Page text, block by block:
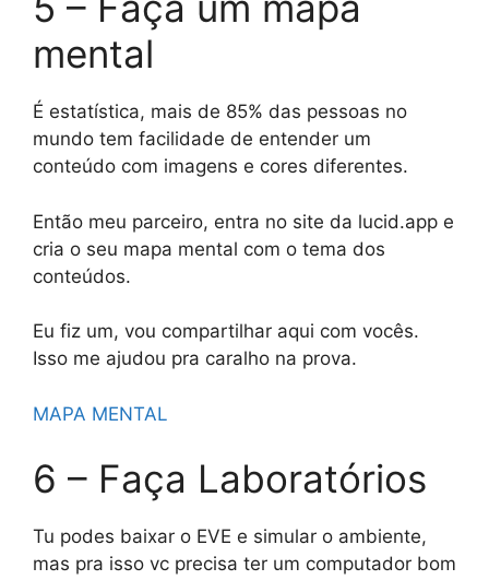
mental
É estatística, mais de 85% das pessoas no
mundo tem facilidade de entender um
conteúdo com imagens e cores diferentes.
Então meu parceiro, entra no site da lucid.app e
cria o seu mapa mental com o tema dos
conteúdos.
Eu fiz um, vou compartilhar aqui com vocês.
Isso me ajudou pra caralho na prova.
MAPA MENTAL
6 – Faça Laboratórios
Tu podes baixar o EVE e simular o ambiente,
mas pra isso vc precisa ter um computador bom